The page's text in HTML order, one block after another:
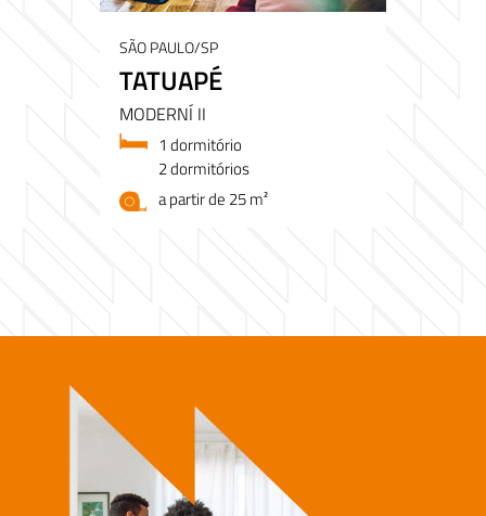
SÃO PAULO/SP
TATUAPÉ
MODERNÍ II
1 dormitório
2 dormitórios
a partir de 25 m²